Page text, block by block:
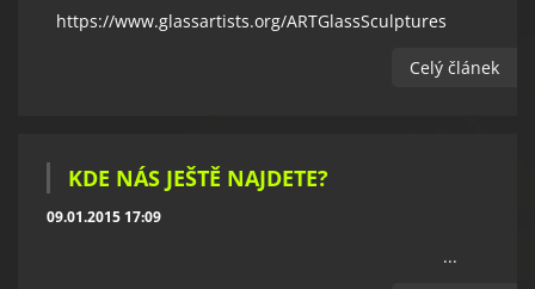
https://www.glassartists.org/ARTGlassSculptures
Celý článek
KDE NÁS JEŠTĚ NAJDETE?
09.01.2015 17:09
...